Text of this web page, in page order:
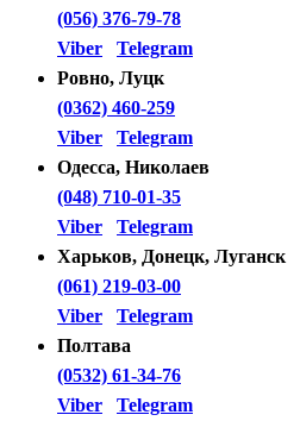
(056) 376-79-78
Viber
Telegram
Ровно, Луцк
(0362) 460-259
Viber
Telegram
Одесса, Николаев
(048) 710-01-35
Viber
Telegram
Харьков, Донецк, Луганск
(061) 219-03-00
Viber
Telegram
Полтава
(0532) 61-34-76
Viber
Telegram